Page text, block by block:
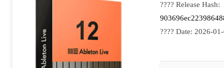
???? Release Hash:
???? Date: 2026-